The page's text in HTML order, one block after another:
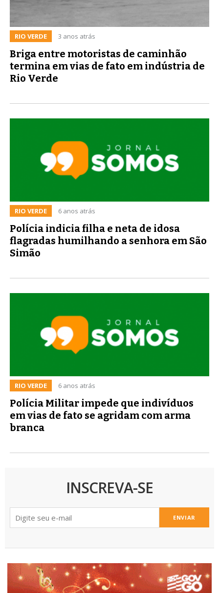
RIO VERDE 3 anos atrás
Briga entre motoristas de caminhão
termina em vias de fato em indústria de
Rio Verde
RIO VERDE 6 anos atrás
Polícia indicia filha e neta de idosa
flagradas humilhando a senhora em São
Simão
RIO VERDE 6 anos atrás
Polícia Militar impede que indivíduos
em vias de fato se agridam com arma
branca
INSCREVA-SE
ENVIAR